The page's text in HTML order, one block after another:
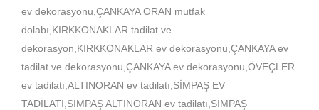
ev dekorasyonu,ÇANKAYA ORAN mutfak
dolabı,KIRKKONAKLAR tadilat ve
dekorasyon,KIRKKONAKLAR ev dekorasyonu,ÇANKAYA ev
tadilat ve dekorasyonu,ÇANKAYA ev dekorasyonu,ÖVEÇLER
ev tadilatı,ALTINORAN ev tadilatı,SİMPAŞ EV
TADİLATI,SİMPAŞ ALTINORAN ev tadilatı,SİMPAŞ